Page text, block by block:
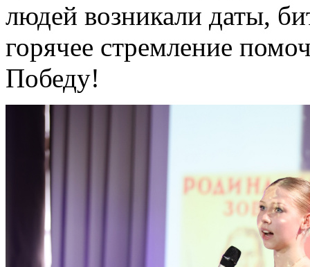
людей возникали даты,
горячее стремление
Победу!